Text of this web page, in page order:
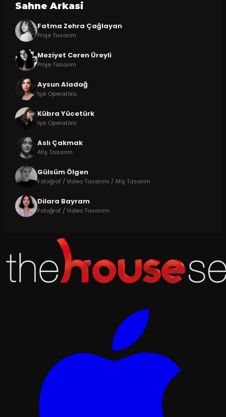
Sahne Arkasi
Fatma Zehra Çağlayan
Proje Tasarım
Meziyet Ceren Üreyli
Proje Tasarım
Aysun Aladağ
Işık Operatörü
Kübra Yücetürk
Işık Operatörü
Aslı Çakmak
Afiş Tasarım
Gülsüm Ölgen
Fotoğraf / Video Tasarımı / Afiş Tasarım
Dilara Bayram
Fotoğraf / Video Tasarımı